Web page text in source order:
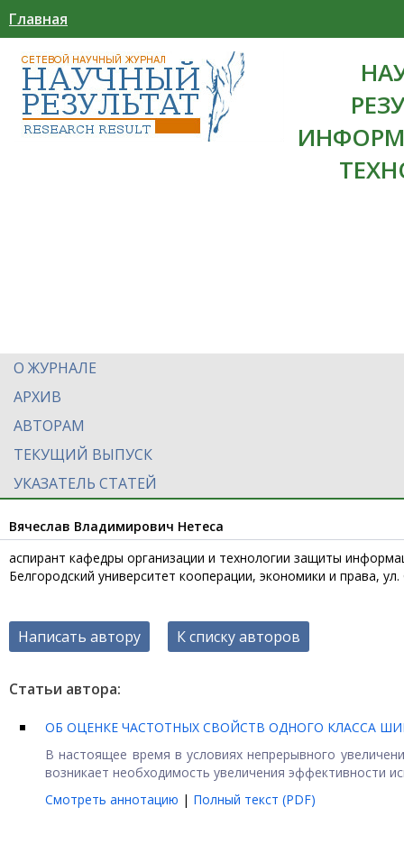
Главная
О ЖУРНАЛЕ
АРХИВ
АВТОРАМ
ТЕКУЩИЙ ВЫПУСК
УКАЗАТЕЛЬ СТАТЕЙ
Вячеслав Владимирович Нетеса
аспирант кафедры организации и технологии защиты
Белгородский университет кооперации, экономики и права,
Написать автору К списку авторов
Статьи автора:
ОБ ОЦЕНКЕ ЧАСТОТНЫХ СВОЙСТВ ОДНОГО КЛАССА
В настоящее время в условиях непрерывного
возникает необходимость увеличения эффективности
Смотреть аннотацию | Полный текст (PDF)